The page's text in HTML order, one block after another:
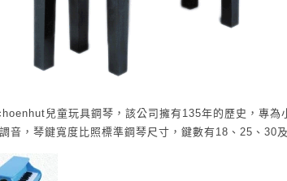
兒童玩具鋼琴，該公司擁有135年的歷史，專
音，琴鍵寬度比照標準鋼琴尺寸，鍵數有18、25、
有，適合六個月以上到九歲左右小朋友，不僅能激發
有一般琴弦發音的縮小版鋼琴，有44鍵及49鍵，平台